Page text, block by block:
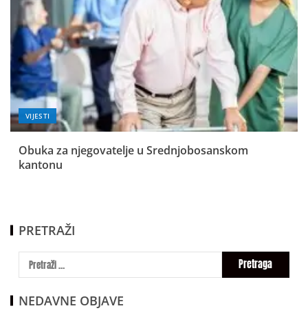
VIJESTI
Obuka za njegovatelje u Srednjobosanskom
kantonu
PRETRAŽI
NEDAVNE OBJAVE